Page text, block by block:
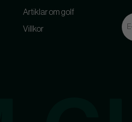
Artiklar om golf
Villkor